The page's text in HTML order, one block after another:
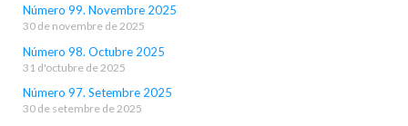
Número 99. Novembre 2025
30 de novembre de 2025
Número 98. Octubre 2025
31 d'octubre de 2025
Número 97. Setembre 2025
30 de setembre de 2025